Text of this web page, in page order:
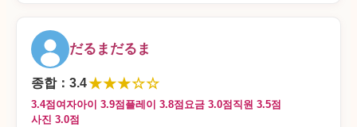
예약도 원활해서 바로 약속을 잡을 수 있었습니다.
시간에 맞춰 시작했고, 시간에 맞춰 끝났습니다.
【상대 여성에 대하여】
만지기 쉬운, 좋은 느낌의 아이였습니다.
즐거웠습니다.
だるまだるま
종합： 3.4★★★☆☆
3.4점 여자아이 3.9점 플레이 3.8점 요금 3.0점 직원 3.5점
사진 3.0점